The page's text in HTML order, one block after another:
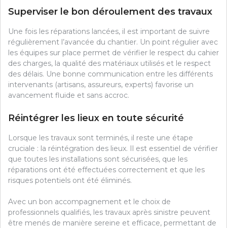
Superviser le bon déroulement des travaux
Une fois les réparations lancées, il est important de suivre
régulièrement l’avancée du chantier. Un point régulier avec
les équipes sur place permet de vérifier le respect du cahier
des charges, la qualité des matériaux utilisés et le respect
des délais. Une bonne communication entre les différents
intervenants (artisans, assureurs, experts) favorise un
avancement fluide et sans accroc.
Réintégrer les lieux en toute sécurité
Lorsque les travaux sont terminés, il reste une étape
cruciale : la réintégration des lieux. Il est essentiel de vérifier
que toutes les installations sont sécurisées, que les
réparations ont été effectuées correctement et que les
risques potentiels ont été éliminés.
Avec un bon accompagnement et le choix de
professionnels qualifiés, les travaux après sinistre peuvent
être menés de manière sereine et efficace, permettant de